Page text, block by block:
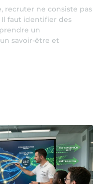
recruter ne consiste pas
faut identifier des
un
savoir-être et